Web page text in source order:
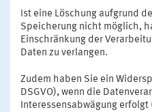
Ist eine Löschung aufgrund
Speicherung nicht möglich,
Einschränkung der
Daten zu verlangen.
Zudem haben Sie ein
DSGVO), wenn die
Interessensabwägung